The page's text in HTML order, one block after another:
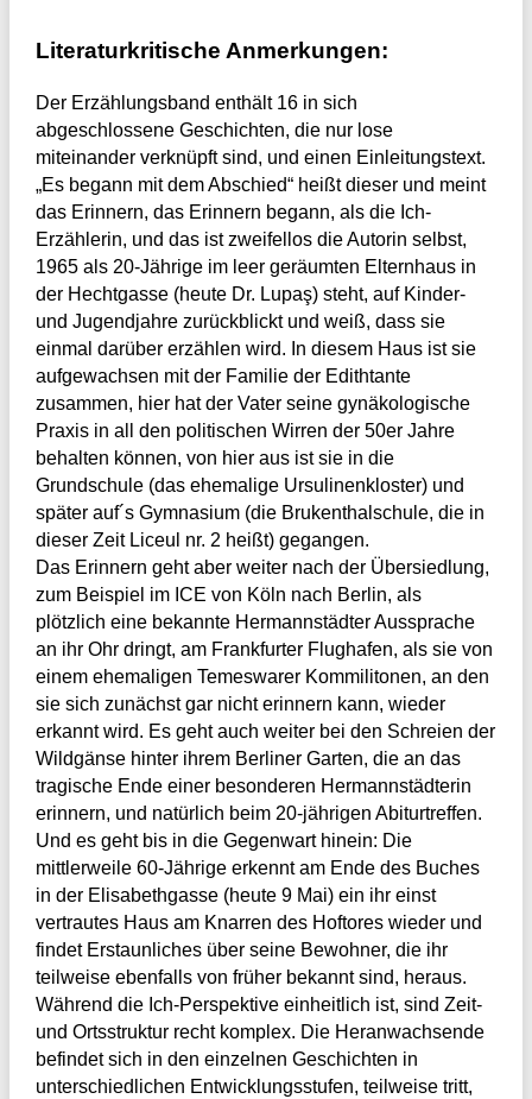
Literaturkritische Anmerkungen:
Der Erzählungsband enthält 16 in sich
abgeschlossene Geschichten, die nur lose
miteinander verknüpft sind, und einen Einleitungstext.
„Es begann mit dem Abschied“ heißt dieser und meint
das Erinnern, das Erinnern begann, als die Ich-
Erzählerin, und das ist zweifellos die Autorin selbst,
1965 als 20-Jährige im leer geräumten Elternhaus in
der Hechtgasse (heute Dr. Lupaş) steht, auf Kinder-
und Jugendjahre zurückblickt und weiß, dass sie
einmal darüber erzählen wird. In diesem Haus ist sie
aufgewachsen mit der Familie der Edithtante
zusammen, hier hat der Vater seine gynäkologische
Praxis in all den politischen Wirren der 50er Jahre
behalten können, von hier aus ist sie in die
Grundschule (das ehemalige Ursulinenkloster) und
später auf´s Gymnasium (die Brukenthalschule, die in
dieser Zeit Liceul nr. 2 heißt) gegangen.
Das Erinnern geht aber weiter nach der Übersiedlung,
zum Beispiel im ICE von Köln nach Berlin, als
plötzlich eine bekannte Hermannstädter Aussprache
an ihr Ohr dringt, am Frankfurter Flughafen, als sie von
einem ehemaligen Temeswarer Kommilitonen, an den
sie sich zunächst gar nicht erinnern kann, wieder
erkannt wird. Es geht auch weiter bei den Schreien der
Wildgänse hinter ihrem Berliner Garten, die an das
tragische Ende einer besonderen Hermannstädterin
erinnern, und natürlich beim 20-jährigen Abiturtreffen.
Und es geht bis in die Gegenwart hinein: Die
mittlerweile 60-Jährige erkennt am Ende des Buches
in der Elisabethgasse (heute 9 Mai) ein ihr einst
vertrautes Haus am Knarren des Hoftores wieder und
findet Erstaunliches über seine Bewohner, die ihr
teilweise ebenfalls von früher bekannt sind, heraus.
Während die Ich-Perspektive einheitlich ist, sind Zeit-
und Ortsstruktur recht komplex. Die Heranwachsende
befindet sich in den einzelnen Geschichten in
unterschiedlichen Entwicklungsstufen, teilweise tritt,